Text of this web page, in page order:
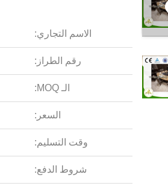
الاسم التجاري:
رقم الطراز:
الـ MOQ:
السعر:
وقت التسليم:
شروط الدفع: